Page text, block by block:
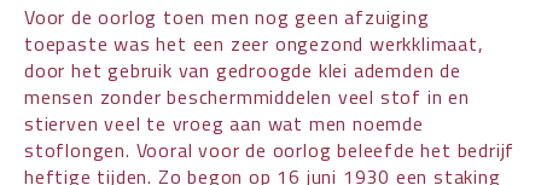
Voor de oorlog toen men nog geen afzuiging
toepaste was het een zeer ongezond werkklimaat,
door het gebruik van gedroogde klei ademden de
mensen zonder beschermmiddelen veel stof in en
stierven veel te vroeg aan wat men noemde
stoflongen. Vooral voor de oorlog beleefde het bedrijf
heftige tijden. Zo begon op 16 juni 1930 een staking